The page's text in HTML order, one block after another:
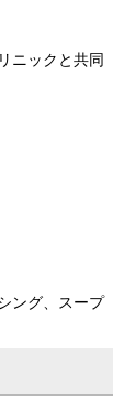
ニックと共同
ング、スープ